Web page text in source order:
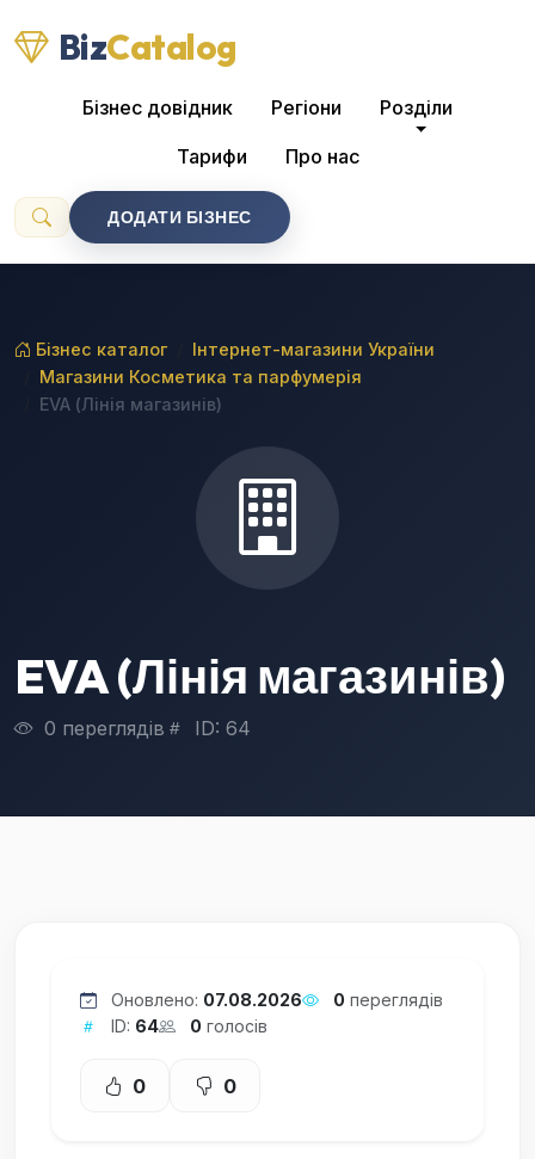
BizCatalog
Бізнес довідник Регіони Розділи
Тарифи Про нас
ДОДАТИ БІЗНЕС
Бізнес каталог
Інтернет-магазини України
Магазини Косметика та парфумерія
EVA (Лінія магазинів)
EVA (Лінія магазинів)
0 переглядів ID: 64
Оновлено: 07.08.2026 0 переглядів
ID: 64 0 голосів
0 0